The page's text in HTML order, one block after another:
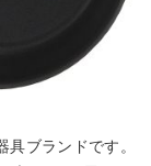
ブランドです。